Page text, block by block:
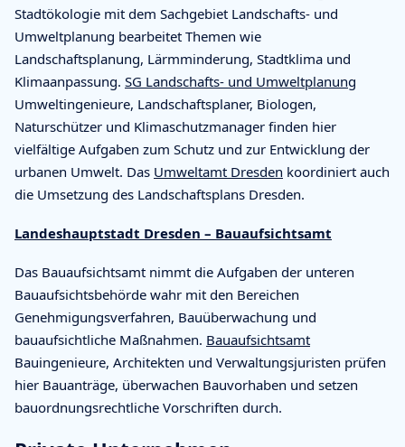
Stadtökologie mit dem Sachgebiet Landschafts- und
Umweltplanung bearbeitet Themen wie
Landschaftsplanung, Lärmminderung, Stadtklima und
Klimaanpassung. SG Landschafts- und Umweltplanung
Umweltingenieure, Landschaftsplaner, Biologen,
Naturschützer und Klimaschutzmanager finden hier
vielfältige Aufgaben zum Schutz und zur Entwicklung der
urbanen Umwelt. Das Umweltamt Dresden koordiniert auch
die Umsetzung des Landschaftsplans Dresden.
Landeshauptstadt Dresden – Bauaufsichtsamt
Das Bauaufsichtsamt nimmt die Aufgaben der unteren
Bauaufsichtsbehörde wahr mit den Bereichen
Genehmigungsverfahren, Bauüberwachung und
bauaufsichtliche Maßnahmen. Bauaufsichtsamt
Bauingenieure, Architekten und Verwaltungsjuristen prüfen
hier Bauanträge, überwachen Bauvorhaben und setzen
bauordnungsrechtliche Vorschriften durch.